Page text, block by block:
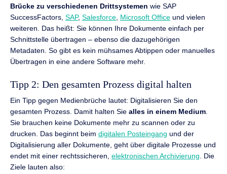
Brücke zu verschiedenen Drittsystemen wie SAP
SuccessFactors, SAP, Salesforce, Microsoft Office und vielen
weiteren. Das heißt: Sie können Ihre Dokumente einfach per
Schnittstelle übertragen – ebenso die dazugehörigen
Metadaten. So gibt es kein mühsames Abtippen oder manuelles
Übertragen in eine andere Software mehr.
Tipp 2: Den gesamten Prozess digital halten
Ein Tipp gegen Medienbrüche lautet: Digitalisieren Sie den
gesamten Prozess. Damit halten Sie alles in einem Medium
Sie brauchen keine Dokumente mehr zu scannen oder zu
drucken. Das beginnt beim digitalen Posteingang und der
Digitalisierung aller Dokumente, geht über digitale Prozesse und
endet mit einer rechtssicheren, elektronischen Archivierung . Die
Ziele lauten also: